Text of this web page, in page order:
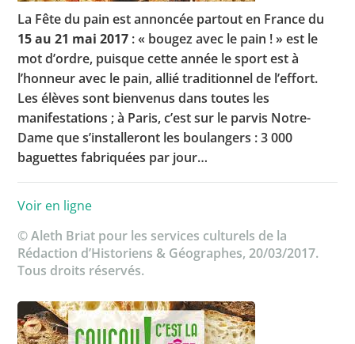
Les rendez-vous de l’APHG
Concours de recrutement
Concours scolaires
Conférences, tables rondes
Critique d’ouvrages publiés
Culture
La Fête du pain est annoncée partout en France du
15 au 21 mai 2017 : « bougez avec le pain ! » est le
mot d’ordre, puisque cette année le sport est à
l’honneur avec le pain, allié traditionnel de l’effort.
Les élèves sont bienvenus dans toutes les
manifestations ; à Paris, c’est sur le parvis Notre-
Dame que s’installeront les boulangers : 3 000
baguettes fabriquées par jour…
Voir en ligne
© Aleth Briat pour les services culturels de la
Rédaction d’Historiens & Géographes, 20/03/2017.
Tous droits réservés.